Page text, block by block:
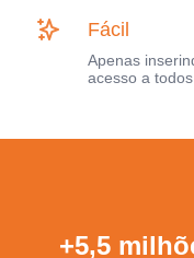
Fácil
Apenas
acesso a
+5,5